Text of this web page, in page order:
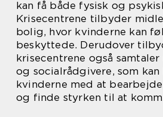
kan få både fysisk og
Krisecentrene tilbyder
bolig, hvor kvinderne kan
beskyttede. Derudover
krisecentrene også
og socialrådgivere, som
kvinderne med at
og finde styrken til at